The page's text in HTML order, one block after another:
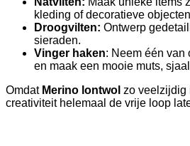
kleding of decoratieve
Droogvilten: Ontwerp
sieraden.
Vinger haken: Neem één van
en maak een mooie muts,
Omdat Merino lontwol zo veelzijdig
creativiteit helemaal de vrije loop